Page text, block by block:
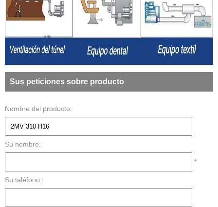
Sus peticiones sobre producto
Nombre del producto:
Su nombre:
*
Su teléfono: